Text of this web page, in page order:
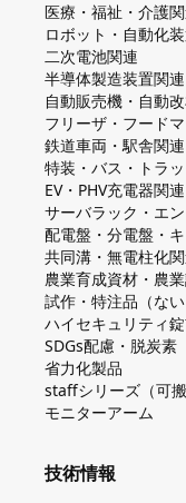
医療・福祉・介護
ロボット・自動化
二次電池関連
半導体製造装置関連
自動販売機・自動
フリーザ・フード
鉄道車両・駅舎関連
特装・バス・トラ
EV・PHV充電器関連
サーバラック・エ
配電盤・分電盤・
共同溝・無電柱化
農業育成資材・農
試作・特注品（な
ハイセキュリティ
SDGs配慮・脱炭素
省力化製品
staffシリーズ（可搬
モニターアーム
技術情報